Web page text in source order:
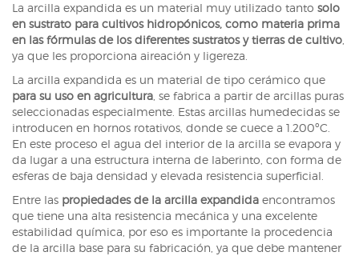
La arcilla expandida es un material muy utilizado tanto solo
en sustrato para cultivos hidropónicos, como materia prima
en las fórmulas de los diferentes sustratos y tierras de cultivo,
ya que les proporciona aireación y ligereza.
La arcilla expandida es un material de tipo cerámico que
para su uso en agricultura, se fabrica a partir de arcillas puras
seleccionadas especialmente. Estas arcillas humedecidas se
introducen en hornos rotativos, donde se cuece a 1.200ºC.
En este proceso el agua del interior de la arcilla se evapora y
da lugar a una estructura interna de laberinto, con forma de
esferas de baja densidad y elevada resistencia superficial.
Entre las propiedades de la arcilla expandida encontramos
que tiene una alta resistencia mecánica y una excelente
estabilidad química, por eso es importante la procedencia
de la arcilla base para su fabricación, ya que debe mantener